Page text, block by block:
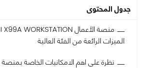
جدول المحتوى
الميزات الرائعة من الفئة العالية